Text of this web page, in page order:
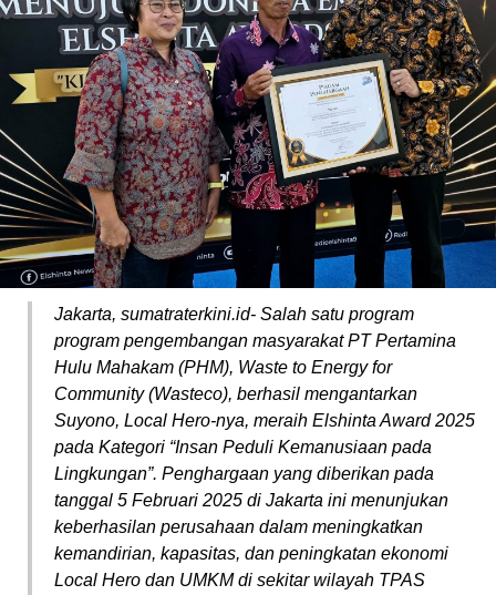
Jakarta, sumatraterkini.id- Salah satu program
program pengembangan masyarakat PT Pertamina
Hulu Mahakam (PHM), Waste to Energy for
Community (Wasteco), berhasil mengantarkan
Suyono, Local Hero-nya, meraih Elshinta Award 2025
pada Kategori “Insan Peduli Kemanusiaan pada
Lingkungan”. Penghargaan yang diberikan pada
tanggal 5 Februari 2025 di Jakarta ini menunjukan
keberhasilan perusahaan dalam meningkatkan
kemandirian, kapasitas, dan peningkatan ekonomi
Local Hero dan UMKM di sekitar wilayah TPAS